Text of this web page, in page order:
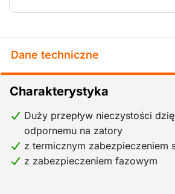
Dane techniczne
Charakterystyka
Duży przepływ nieczystości
odpornemu na zatory
z termicznym zabezpieczeniem
z zabezpieczeniem fazowym